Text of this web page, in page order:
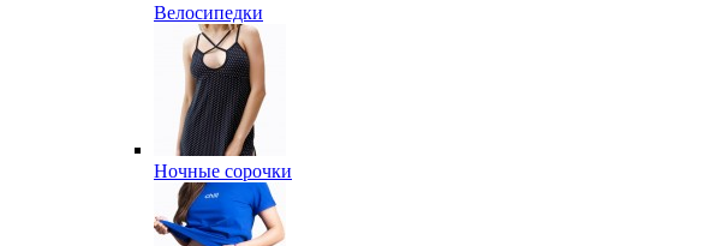
Велосипедки
Ночные сорочки